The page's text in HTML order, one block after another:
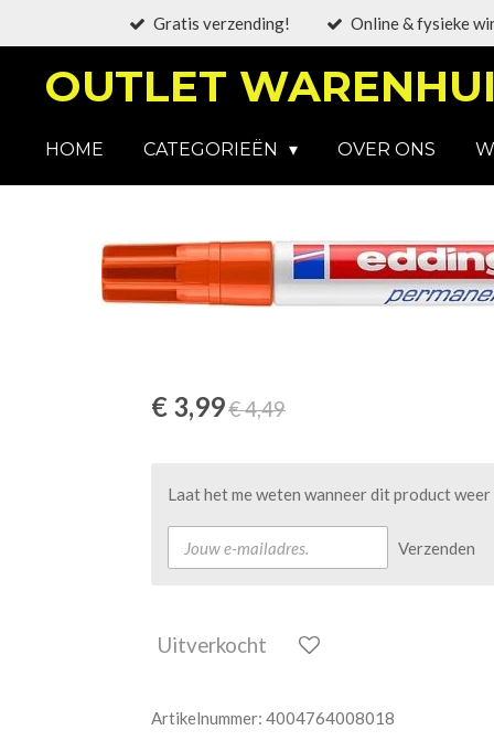
hoofdinhoud
Gratis verzending! Online & fysieke
OUTLET
HOME CATEGORIEËN OVER ONS
€ 3,99€ 4,49
Laat het me weten wanneer dit product
Verzenden
Uitverkocht
Artikelnummer: 4004764008018